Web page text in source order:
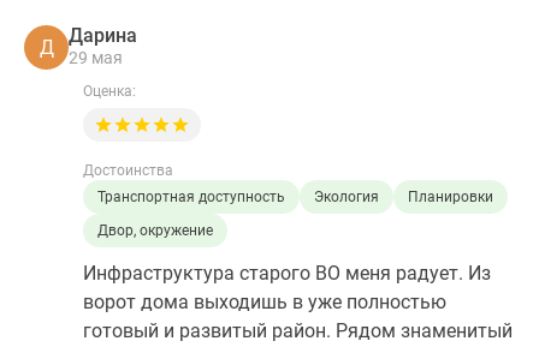
Д
Дарина
29 мая
Оценка:
Достоинства
Транспортная доступность
Экология
Планировки
Двор, окружение
Инфраструктура старого ВО меня радует. Из
ворот дома выходишь в уже полностью
готовый и развитый район. Рядом знаменитый